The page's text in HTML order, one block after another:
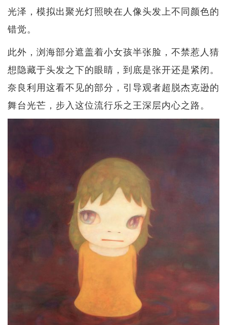
光泽，模拟出聚光灯照映在人像头发上不同颜色的
错觉。
此外，浏海部分遮盖着小女孩半张脸，不禁惹人猜
想隐藏于头发之下的眼睛，到底是张开还是紧闭。
奈良利用这看不见的部分，引导观者超脱杰克逊的
舞台光芒，步入这位流行乐之王深层内心之路。